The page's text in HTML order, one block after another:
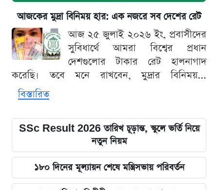
আজকের মুদ্রা বিনিময় হার: এক নজরে সব দেশের রেট
আজ ২৫ জুলাই ২০২৬ ইং, প্রবাসীদের
সুবিধার্থে আমরা বিশ্বের প্রধান
দেশগুলোর টাকার রেট হালনাগাদ
করেছি। তবে মনে রাখবেন, মুদ্রার বিনিময়...
বিস্তারিত
SSc Result 2026 তারিখ চূড়ান্ত, স্কুলে ভর্তি নিয়ে
নতুন নিয়ম
১৮০ দিনের মূল্যায়ন শেষে মন্ত্রিসভায় পরিবর্তন